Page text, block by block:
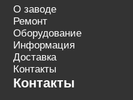
О заводе
Ремонт
Оборудование
Информация
Доставка
Контакты
Контакты